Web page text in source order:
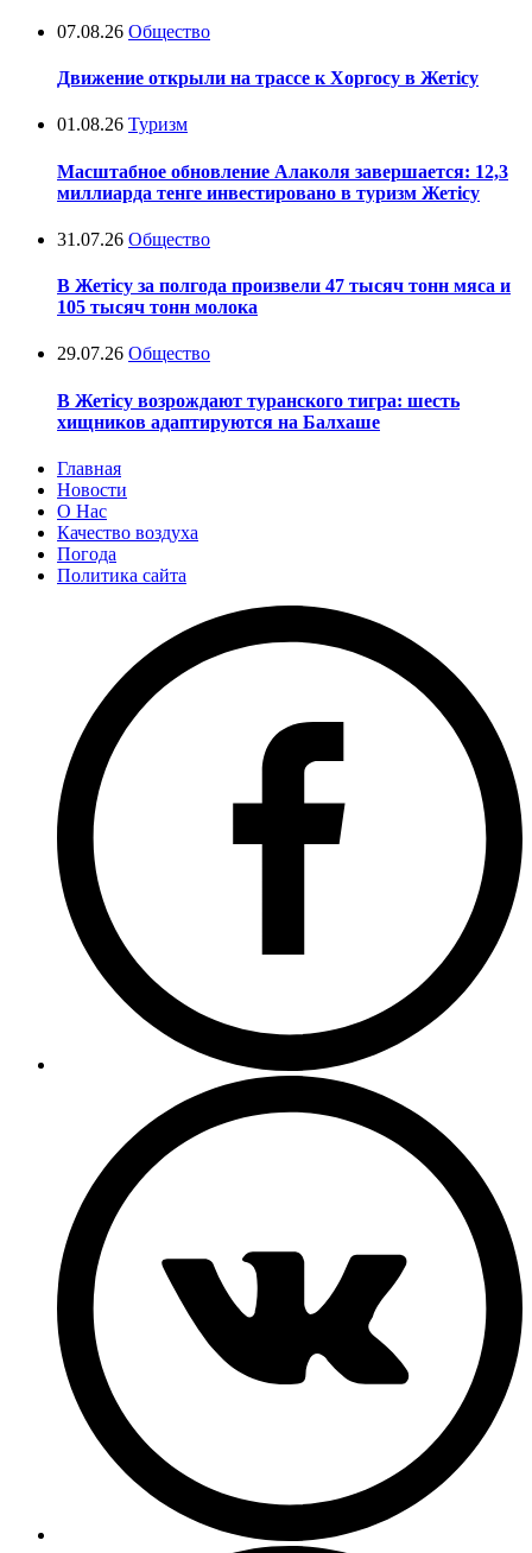
07.08.26 Общество
Движение открыли на трассе к Хоргосу в Жетісу
01.08.26 Туризм
Масштабное обновление Алаколя завершается: 12,3
миллиарда тенге инвестировано в туризм Жетісу
31.07.26 Общество
В Жетісу за полгода произвели 47 тысяч тонн мяса и
105 тысяч тонн молока
29.07.26 Общество
В Жетісу возрождают туранского тигра: шесть
хищников адаптируются на Балхаше
Главная
Новости
О Нас
Качество воздуха
Погода
Политика сайта